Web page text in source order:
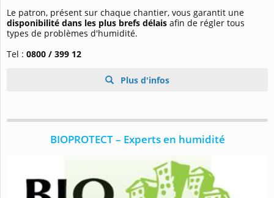
Le patron, présent sur chaque chantier, vous garantit une
disponibilité dans les plus brefs délais afin de régler tous
types de problèmes d'humidité.
Tel : 0800 / 399 12
Plus d'infos
BIOPROTECT – Experts en humidité